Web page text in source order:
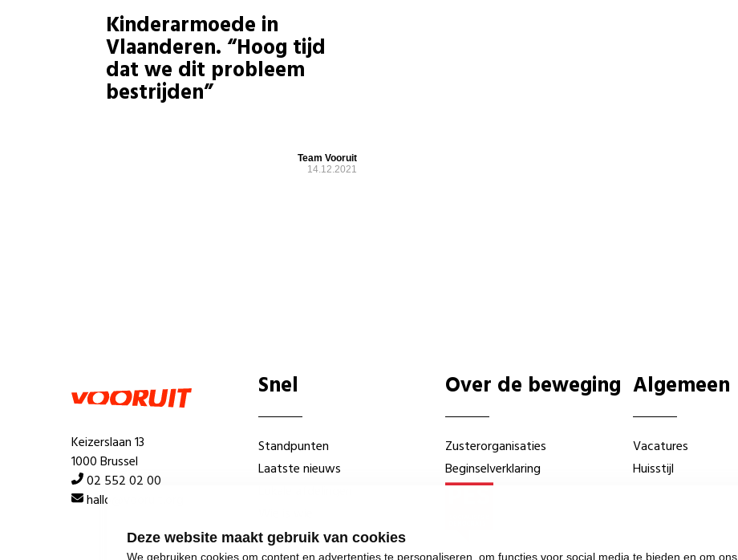
Deze website maakt gebruik van cookies
We gebruiken cookies om content en advertenties te personaliseren, om functies voor social media te bieden en om ons
Kinderarmoede in
Vlaanderen. “Hoog tijd
dat we dit probleem
bestrijden”
Team Vooruit
14.12.2021
Keizerslaan 13
1000 Brussel
02 552 02 00
hallo@vooruit.org
Snel
Standpunten
Laatste nieuws
Over de beweging
Zusterorganisaties
Beginselverklaring
Algemeen
Vacatures
Huisstijl